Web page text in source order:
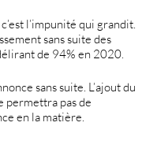
l’impunité qui grandit.
sans suite des
de 94% en 2020.
sans suite. L’ajout du
permettra pas de
en la matière.